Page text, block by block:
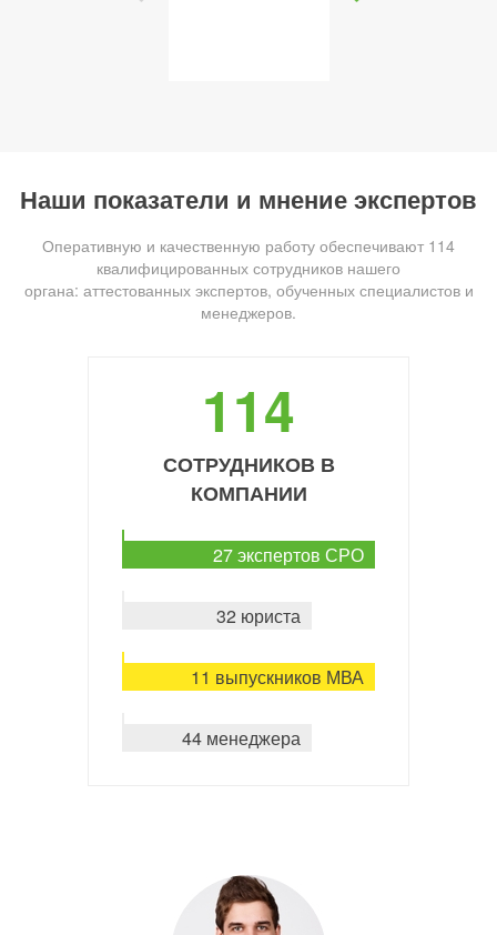
Наши показатели и мнение экспертов
Оперативную и качественную работу обеспечивают 114
квалифицированных сотрудников нашего
органа: аттестованных экспертов, обученных специалистов и
менеджеров.
114
СОТРУДНИКОВ В
КОМПАНИИ
27 экспертов СРО
32 юриста
11 выпускников МВА
44 менеджера